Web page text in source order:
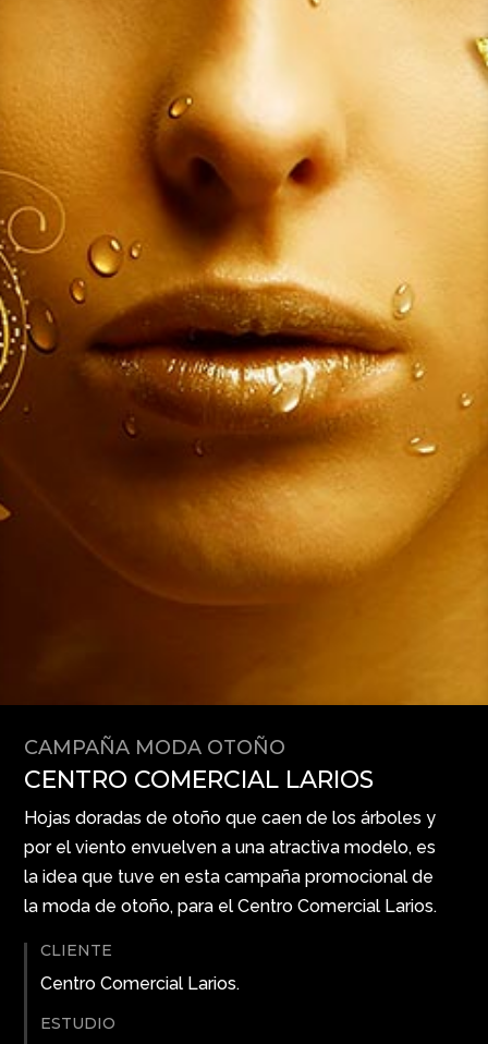
CAMPAÑA MODA OTOÑO
CENTRO COMERCIAL LARIOS
Hojas doradas de otoño que caen de los árboles y
por el viento envuelven a una atractiva modelo, es
la idea que tuve en esta campaña promocional de
la moda de otoño, para el Centro Comercial Larios.
CLIENTE
Centro Comercial Larios.
ESTUDIO